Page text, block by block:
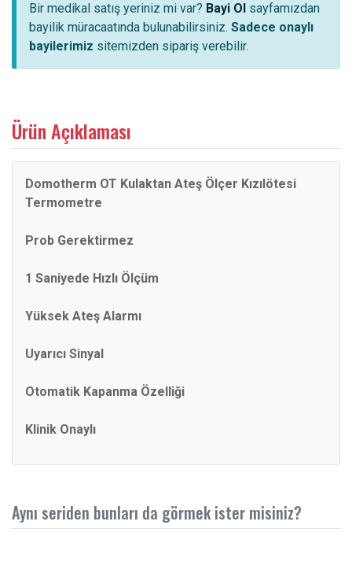
Bir medikal satış yeriniz mi var? Bayi Ol sayfamızdan
bayilik müracaatında bulunabilirsiniz. Sadece onaylı
bayilerimiz sitemizden sipariş verebilir.
Ürün Açıklaması
Domotherm OT Kulaktan Ateş Ölçer Kızılötesi
Termometre
Prob Gerektirmez
1 Saniyede Hızlı Ölçüm
Yüksek Ateş Alarmı
Uyarıcı Sinyal
Otomatik Kapanma Özelliği
Klinik Onaylı
Aynı seriden bunları da görmek ister misiniz?